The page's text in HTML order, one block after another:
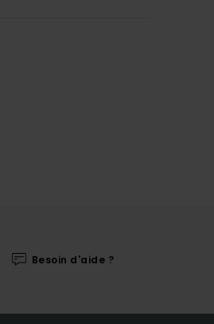
Besoin d'aide ?